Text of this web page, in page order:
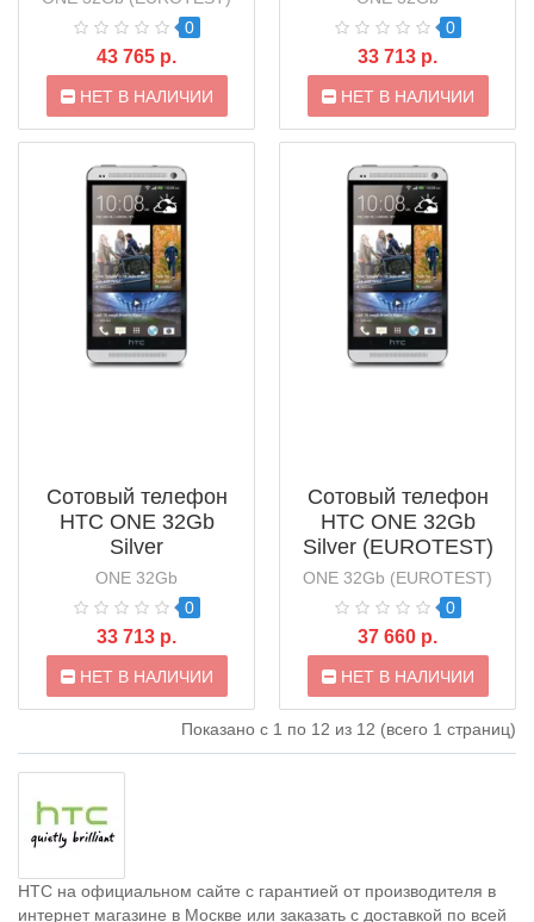
0
43 765 р.
НЕТ В НАЛИЧИИ
0
33 713 р.
НЕТ В НАЛИЧИИ
Сотовый телефон
HTC ONE 32Gb
Silver
ONE 32Gb
0
33 713 р.
НЕТ В НАЛИЧИИ
Сотовый телефон
HTC ONE 32Gb
Silver (EUROTEST)
ONE 32Gb (EUROTEST)
0
37 660 р.
НЕТ В НАЛИЧИИ
Показано с 1 по 12 из 12 (всего 1 страниц)
HTC на официальном сайте с гарантией от производителя в
интернет магазине в Москве или заказать с доставкой по всей